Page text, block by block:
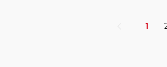
1